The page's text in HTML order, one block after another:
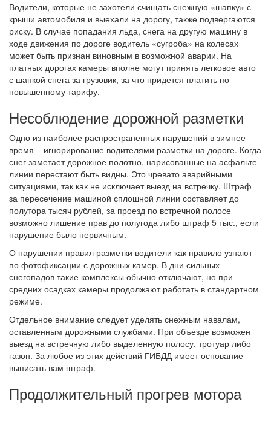
Водители, которые не захотели счищать снежную «шапку» с
крыши автомобиля и выехали на дорогу, также подвергаются
риску. В случае попадания льда, снега на другую машину в
ходе движения по дороге водитель «сугроба» на колесах
может быть признан виновным в возможной аварии. На
платных дорогах камеры вполне могут принять легковое авто
с шапкой снега за грузовик, за что придется платить по
повышенному тарифу.
Несоблюдение дорожной разметки
Одно из наиболее распространенных нарушений в зимнее
время – игнорирование водителями разметки на дороге. Когда
снег заметает дорожное полотно, нарисованные на асфальте
линии перестают быть видны. Это чревато аварийными
ситуациями, так как не исключает выезд на встречку. Штраф
за пересечение машиной сплошной линии составляет до
полутора тысяч рублей, за проезд по встречной полосе
возможно лишение прав до полугода либо штраф 5 тыс., если
нарушение было первичным.
О нарушении правил разметки водители как правило узнают
по фотофиксации с дорожных камер. В дни сильных
снегопадов такие комплексы обычно отключают, но при
средних осадках камеры продолжают работать в стандартном
режиме.
Отдельное внимание следует уделять снежным навалам,
оставленным дорожными службами. При объезде возможен
выезд на встречную либо выделенную полосу, тротуар либо
газон. За любое из этих действий ГИБДД имеет основание
выписать вам штраф.
Продолжительный прогрев мотора